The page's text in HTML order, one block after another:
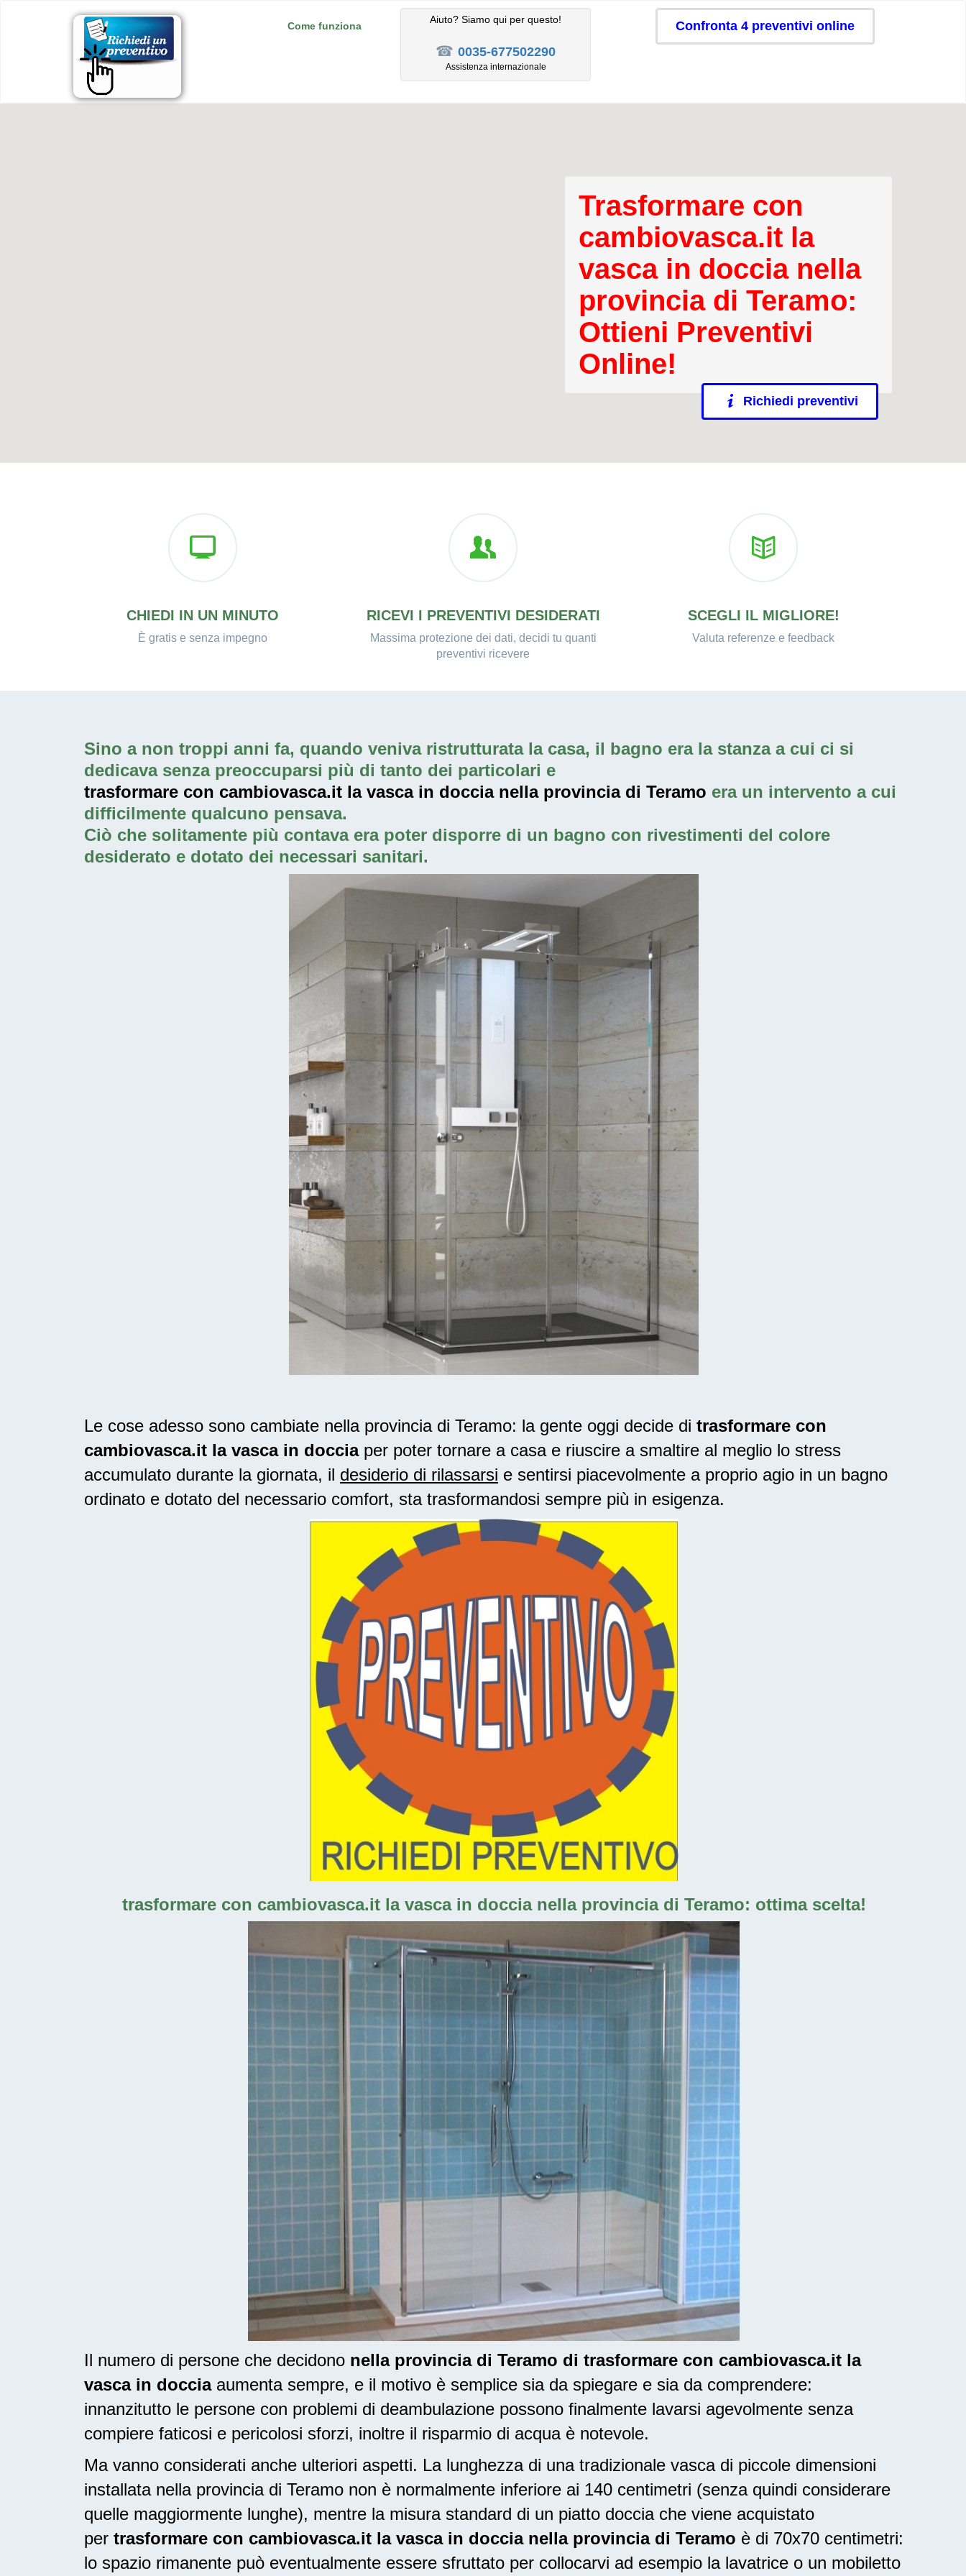
Come funziona
Aiuto? Siamo qui per questo!
☎ 0035-677502290
Assistenza internazionale
Confronta 4 preventivi online
Trasformare con
cambiovasca.it la
vasca in doccia nella
provincia di Teramo:
Ottieni Preventivi
Online!
Richiedi preventivi
CHIEDI IN UN MINUTO
È gratis e senza impegno
RICEVI I PREVENTIVI DESIDERATI
Massima protezione dei dati, decidi tu quanti
preventivi ricevere
SCEGLI IL MIGLIORE!
Valuta referenze e feedback
Sino a non troppi anni fa, quando veniva ristrutturata la casa, il bagno era la stanza a cui ci si
dedicava senza preoccuparsi più di tanto dei particolari e
trasformare con cambiovasca.it la vasca in doccia nella provincia di Teramo era un intervento a cui
difficilmente qualcuno pensava.
Ciò che solitamente più contava era poter disporre di un bagno con rivestimenti del colore
desiderato e dotato dei necessari sanitari.
Le cose adesso sono cambiate nella provincia di Teramo: la gente oggi decide di trasformare con
cambiovasca.it la vasca in docciaper poter tornare a casa e riuscire a smaltire al meglio lo stress
accumulato durante la giornata, il desiderio di rilassarsi e sentirsi piacevolmente a proprio agio in un bagno
ordinato e dotato del necessario comfort, sta trasformandosi sempre più in esigenza.
trasformare con cambiovasca.it la vasca in doccia nella provincia di Teramo: ottima scelta!
Il numero di persone che decidono nella provincia di Teramo di trasformare con cambiovasca.it la
vasca in docciaaumenta sempre, e il motivo è semplice sia da spiegare e sia da comprendere:
innanzitutto le persone con problemi di deambulazione possono finalmente lavarsi agevolmente senza
compiere faticosi e pericolosi sforzi, inoltre il risparmio di acqua è notevole.
Ma vanno considerati anche ulteriori aspetti. La lunghezza di una tradizionale vasca di piccole dimensioni
installata nella provincia di Teramo non è normalmente inferiore ai 140 centimetri (senza quindi considerare
quelle maggiormente lunghe), mentre la misura standard di un piatto doccia che viene acquistato
per trasformare con cambiovasca.it la vasca in doccia nella provincia di Teramo è di 70x70 centimetri:
lo spazio rimanente può eventualmente essere sfruttato per collocarvi ad esempio la lavatrice o un mobiletto